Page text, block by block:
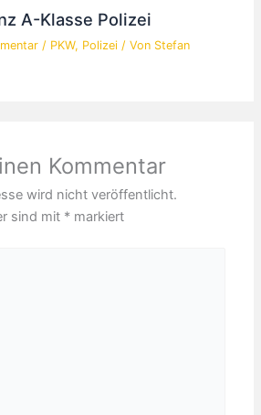
A-Klasse Polizei
/ PKW, Polizei / Von Stefan
Kommentar
wird nicht veröffentlicht.
sind mit * markiert